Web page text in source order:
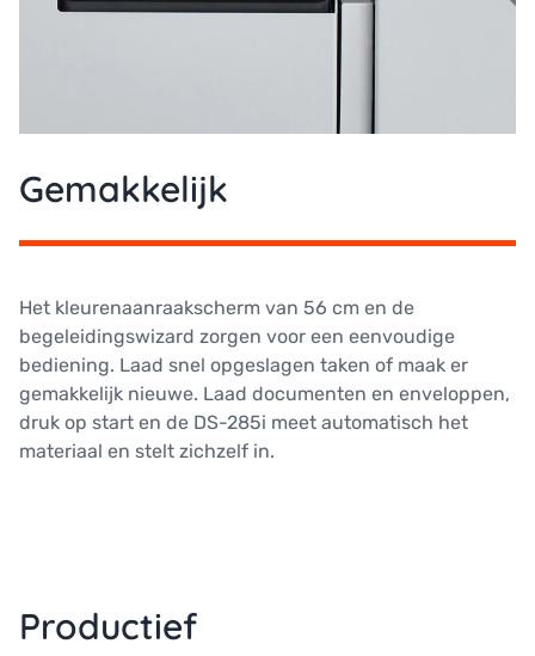
Gemakkelijk
Het kleurenaanraakscherm van 56 cm en de
begeleidingswizard zorgen voor een eenvoudige
bediening. Laad snel opgeslagen taken of maak er
gemakkelijk nieuwe. Laad documenten en enveloppen,
druk op start en de DS-285i meet automatisch het
materiaal en stelt zichzelf in.
Productief